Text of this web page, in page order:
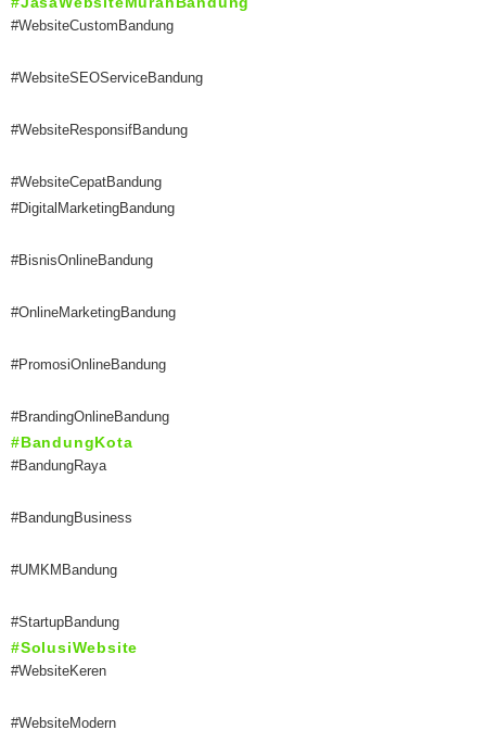
#WebsiteCustomBandung
#WebsiteSEOServiceBandung
#WebsiteResponsifBandung
#WebsiteCepatBandung
#DigitalMarketingBandung
#BisnisOnlineBandung
#OnlineMarketingBandung
#PromosiOnlineBandung
#BrandingOnlineBandung
#BandungKota
#BandungRaya
#BandungBusiness
#UMKMBandung
#StartupBandung
#SolusiWebsite
#WebsiteKeren
#WebsiteModern